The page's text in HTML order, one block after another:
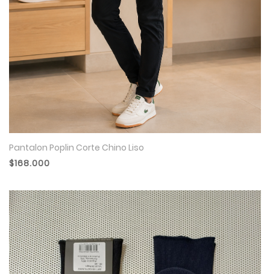
Pantalon Poplin Corte Chino Liso
$168.000